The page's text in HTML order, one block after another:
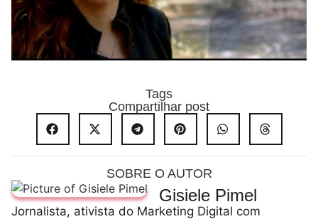
Tags
Compartilhar post
SOBRE O AUTOR
Gisiele Pimel
Jornalista, ativista do Marketing Digital com